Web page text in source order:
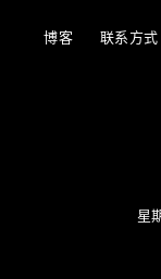
博客 联系方式
星